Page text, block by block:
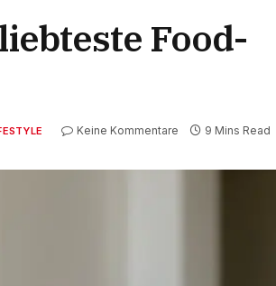
Food-
Keine Kommentare 9 Mins Read